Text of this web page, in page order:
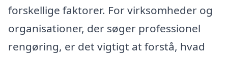
forskellige faktorer. For virksomheder og
organisationer, der søger professionel
rengøring, er det vigtigt at forstå, hvad